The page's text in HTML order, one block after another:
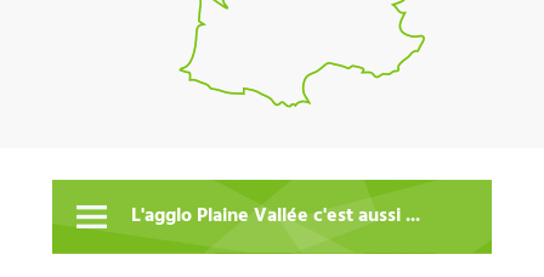
L'agglo Plaine Vallée c'est aussi ...